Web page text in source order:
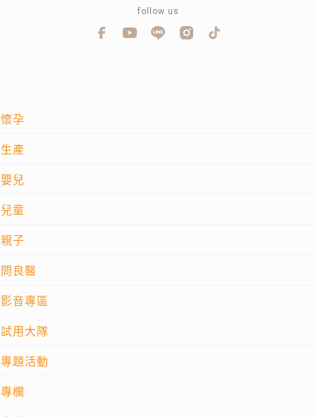
懷孕
生產
嬰兒
兒童
親子
問良醫
影音專區
試用大隊
專題活動
專欄
follow us